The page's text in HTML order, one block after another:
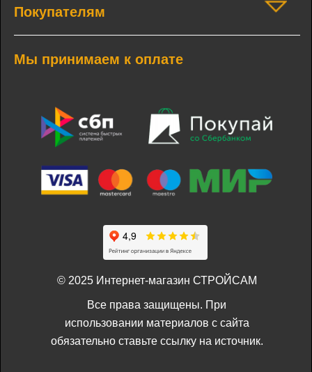
Покупателям
Мы принимаем к оплате
© 2025 Интернет-магазин СТРОЙСАМ
Все права защищены. При
использовании материалов с сайта
обязательно ставьте ссылку на источник.